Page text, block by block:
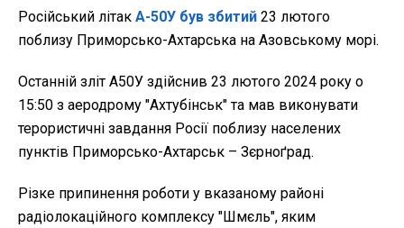
Російський літак А-50У був збитий 23 лютого
поблизу Приморсько-Ахтарська на Азовському морі.
Останній зліт А50У здійснив 23 лютого 2024 року о
15:50 з аеродрому "Ахтубінськ" та мав виконувати
терористичні завдання Росії поблизу населених
пунктів Приморсько-Ахтарськ – Зєрноґрад.
Різке припинення роботи у вказаному районі
радіолокаційного комплексу "Шмєль", яким